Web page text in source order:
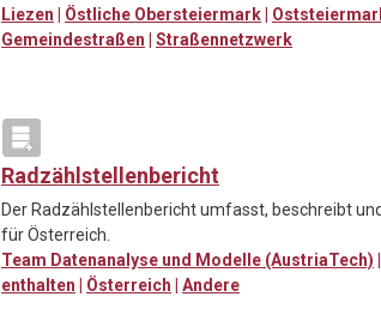
Liezen | Östliche Obersteiermark|
Gemeindestraßen | Straßennetzwerk
Radzählstellenbericht
Der Radzählstellenbericht umfasst, beschreibt
für Österreich.
Team Datenanalyse und Modelle (AustriaTech) |
enthalten | Österreich | Andere